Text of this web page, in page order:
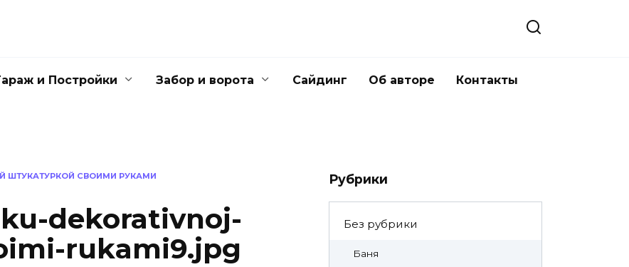
и Постройки Забор и ворота Сайдинг Об авторе Контакты
ШТУКАТУРКОЙ СВОИМИ РУКАМИ
dekorativnoj-
rukami9.jpg
Рубрики
Без рубрики
Баня